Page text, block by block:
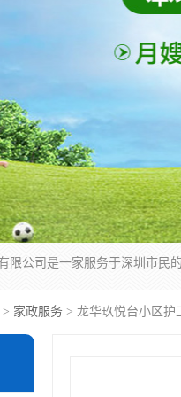
> 家政服务 > 龙华玖悦台小区护